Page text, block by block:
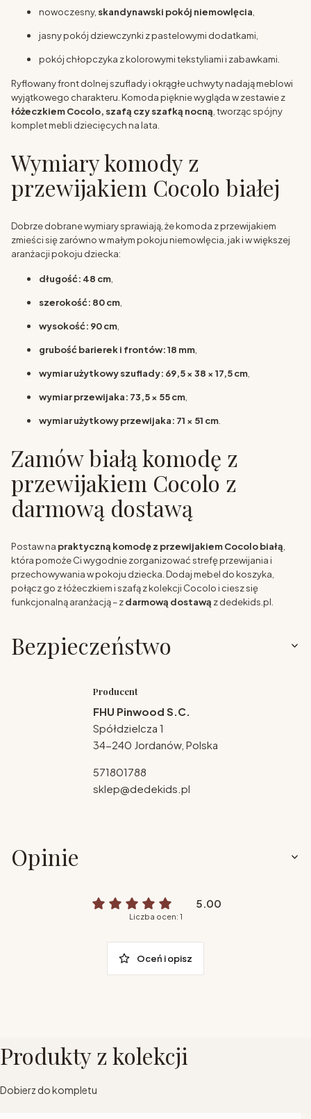
nowoczesny, skandynawski pokój niemowlęcia
jasny pokój dziewczynki z pastelowymi dodatkami,
pokój chłopczyka z kolorowymi tekstyliami i zabawkami.
Ryflowany front dolnej szuflady i okrągłe uchwyty nadają meblowi
wyjątkowego charakteru. Komoda pięknie wygląda w zestawie z
łóżeczkiem Cocolo, szafą czy szafką nocną , tworząc spójny
komplet mebli dziecięcych na lata.
Wymiary komody z
przewijakiem Cocolo białej
Dobrze dobrane wymiary sprawiają, że komoda z przewijakiem
zmieści się zarówno w małym pokoju niemowlęcia, jak i w większej
aranżacji pokoju dziecka:
długość: 48 cm
szerokość: 80 cm
wysokość: 90 cm
grubość barierek i frontów: 18 mm
wymiar użytkowy szuflady: 69,5 × 38 × 17,5 cm
wymiar przewijaka: 73,5 × 55 cm
wymiar użytkowy przewijaka: 71 × 51 cm
Zamów białą komodę z
przewijakiem Cocolo z
darmową dostawą
Postaw na praktyczną komodę z przewijakiem Cocolo białą
która pomoże Ci wygodnie zorganizować strefę przewijania i
przechowywania w pokoju dziecka. Dodaj mebel do koszyka,
połącz go z łóżeczkiem i szafą z kolekcji Cocolo i ciesz się
funkcjonalną aranżacją – zdarmową dostawą z dedekids.pl.
Bezpieczeństwo
Producent
FHU Pinwood S.C.
Spółdzielcza 1
34-240 Jordanów, Polska
571801788
sklep@dedekids.pl
Opinie
5.00
Liczba ocen: 1
Oceń i opisz
Produkty z kolekcji
Dobierz do kompletu